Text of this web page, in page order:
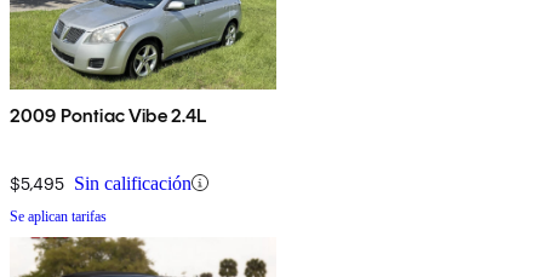
2009 Pontiac Vibe 2.4L
$5,495 Sin calificación
Se aplican tarifas